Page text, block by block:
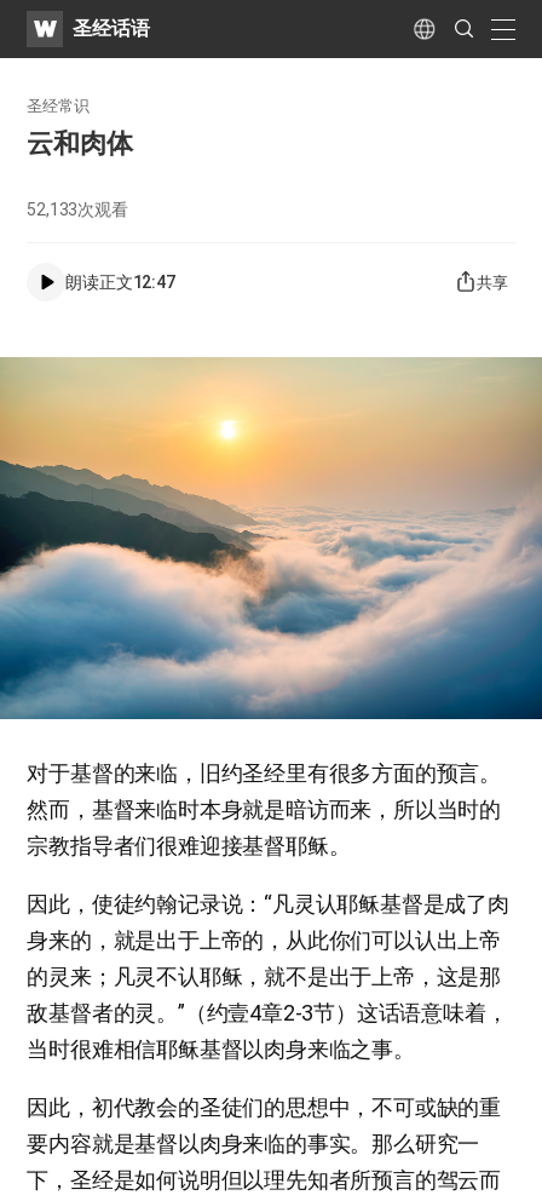
WATV圣经话语 Language
Search
Submit
圣经常识
云和肉体
52,133次观看
朗读正文12:47 共享
对于基督的来临，旧约圣经里有很多方面的预言。
然而，基督来临时本身就是暗访而来，所以当时的
宗教指导者们很难迎接基督耶稣。
因此，使徒约翰记录说：“凡灵认耶稣基督是成了肉
身来的，就是出于上帝的，从此你们可以认出上帝
的灵来；凡灵不认耶稣，就不是出于上帝，这是那
敌基督者的灵。”（约壹4章2-3节）这话语意味着，
当时很难相信耶稣基督以肉身来临之事。
因此，初代教会的圣徒们的思想中，不可或缺的重
要内容就是基督以肉身来临的事实。那么研究一
下，圣经是如何说明但以理先知者所预言的驾云而